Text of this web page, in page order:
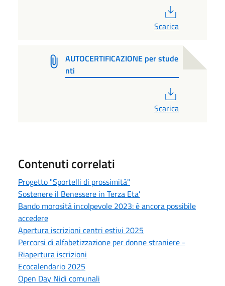
Scarica
AUTOCERTIFICAZIONE per stude
nti
Scarica
Contenuti correlati
Progetto "Sportelli di prossimità"
Sostenere il Benessere in Terza Eta'
Bando morosità incolpevole 2023: è ancora possibile
accedere
Apertura iscrizioni centri estivi 2025
Percorsi di alfabetizzazione per donne straniere -
Riapertura iscrizioni
Ecocalendario 2025
Open Day Nidi comunali